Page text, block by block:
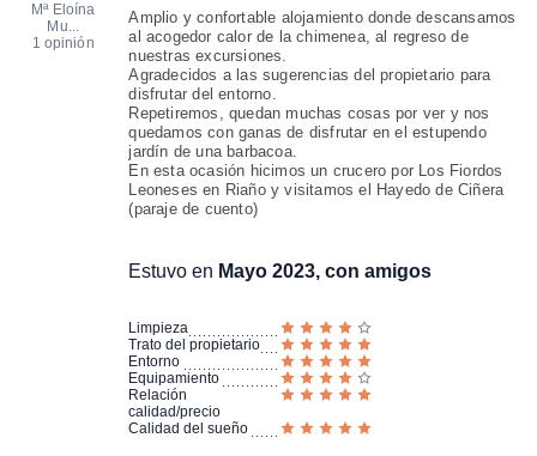
Mª Eloína
Mu...
1 opinión
Amplio y confortable alojamiento donde descansamos
al acogedor calor de la chimenea, al regreso de
nuestras excursiones.
Agradecidos a las sugerencias del propietario para
disfrutar del entorno.
Repetiremos, quedan muchas cosas por ver y nos
quedamos con ganas de disfrutar en el estupendo
jardín de una barbacoa.
En esta ocasión hicimos un crucero por Los Fiordos
Leoneses en Riaño y visitamos el Hayedo de Ciñera
(paraje de cuento)
Estuvo en Mayo 2023, con amigos
Limpieza
Trato del propietario
Entorno
Equipamiento
Relación
calidad/precio
Calidad del sueño